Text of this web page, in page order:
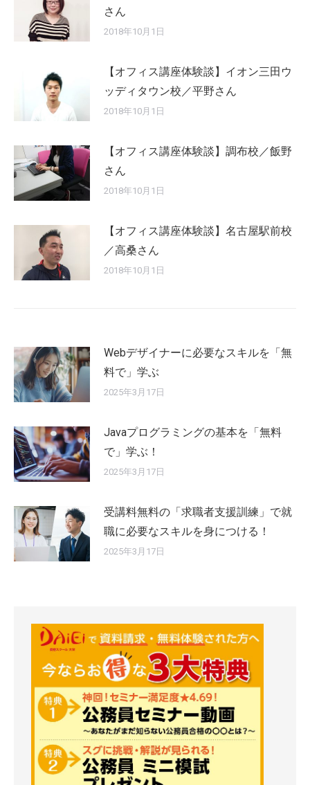
さん
2018年10月1日
【オフィス講座体験談】イオン三田ウ
ッディタウン校／平野さん
2018年10月1日
【オフィス講座体験談】調布校／飯野
さん
2018年10月1日
【オフィス講座体験談】名古屋駅前校
／高桑さん
2018年10月1日
Webデザイナーに必要なスキルを「無
料で」学ぶ
2025年3月17日
Javaプログラミングの基本を「無料
で」学ぶ！
2025年3月17日
受講料無料の「求職者支援訓練」で就
職に必要なスキルを身につける！
2025年3月17日